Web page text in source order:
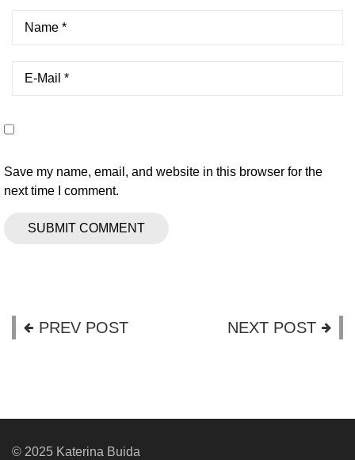
Save my name, email, and website in this browser for the
next time I comment.
PREV POST NEXT POST
© 2025 Katerina Buida